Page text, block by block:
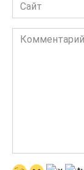
Комментарий